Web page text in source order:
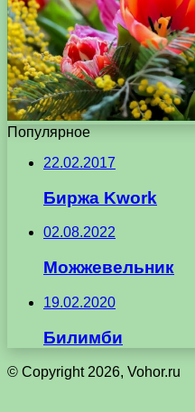
Популярное
22.02.2017
Биржа Kwork
02.08.2022
Можжевельник
19.02.2020
Билимби
© Copyright 2026, Vohor.ru